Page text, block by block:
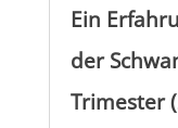
Ein
der
Trimester